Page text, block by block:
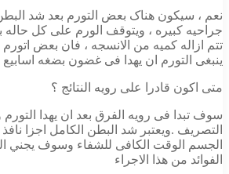
نعم ، سیکون هناک بعض التورم بعد شد
جراحیه کبیره ، ویتوقف الورم علی کل
تتم ازاله کمیه من الانسجه ، فان بعض
ینبغی التورم ان یهدا فی غضون بضغه اسابیع
متی اکون قادرا علی رویه النتائج ؟
سوف تبدا فی رویه الفرق بعد ان یهدا التورم
التصریف .ویعتبر شد البطن الکامل اجزا
الجسم الوقت الکافی للشفاء وسوف یجني
الفوائد من هذا الاجراء